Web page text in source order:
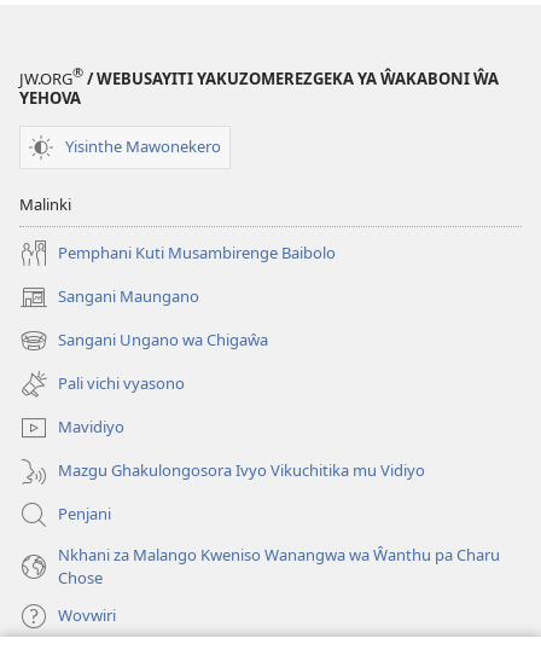
JW.ORG® / WEBUSAYITI YAKUZOMEREZGEKA YA ŴAKABONI ŴA
YEHOVA
Yisinthe Mawonekero
Malinki
Pemphani Kuti Musambirenge Baibolo
Sangani Maungano
(opens
new
window)
Sangani Ungano wa Chigaŵa
(opens
new
window)
Pali vichi vyasono
Mavidiyo
Mazgu Ghakulongosora Ivyo Vikuchitika mu Vidiyo
Penjani
Nkhani za Malango Kweniso Wanangwa wa Ŵanthu pa Charu
Chose
Wovwiri